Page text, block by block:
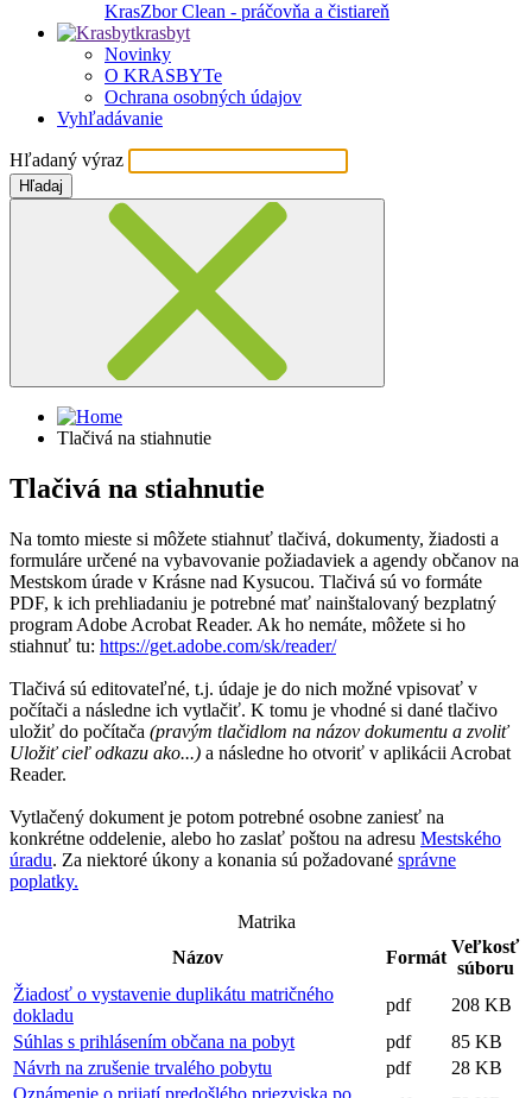
KrasZbor Clean - práčovňa a čistiareň
krasbyt
Novinky
O KRASBYTe
Ochrana osobných údajov
Vyhľadávanie
Hľadaný výraz
Hľadaj
Tlačivá na stiahnutie
Tlačivá na stiahnutie
Na tomto mieste si môžete stiahnuť tlačivá, dokumenty, žiadosti a
formuláre určené na vybavovanie požiadaviek a agendy občanov na
Mestskom úrade v Krásne nad Kysucou. Tlačivá sú vo formáte
PDF, k ich prehliadaniu je potrebné mať nainštalovaný bezplatný
program Adobe Acrobat Reader. Ak ho nemáte, môžete si ho
stiahnuť tu: https://get.adobe.com/sk/reader/
Tlačivá sú editovateľné, t.j. údaje je do nich možné vpisovať v
počítači a následne ich vytlačiť. K tomu je vhodné si dané tlačivo
uložiť do počítača (pravým tlačidlom na názov dokumentu a zvoliť
Uložiť cieľ odkazu ako...) a následne ho otvoriť v aplikácii Acrobat
Reader.
Vytlačený dokument je potom potrebné osobne zaniesť na
konkrétne oddelenie, alebo ho zaslať poštou na adresu Mestského
úradu. Za niektoré úkony a konania sú požadované správne
poplatky.
Matrika
Názov
Formát
Veľkosť
súboru
Žiadosť o vystavenie duplikátu matričného
dokladu
pdf
208 KB
Súhlas s prihlásením občana na pobyt
pdf
85 KB
Návrh na zrušenie trvalého pobytu
pdf
28 KB
Oznámenie o prijatí predošlého priezviska po